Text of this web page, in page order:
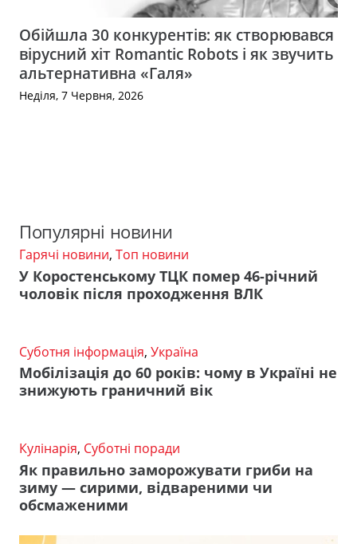
Обійшла 30 конкурентів: як створювався
вірусний хіт Romantic Robots і як звучить
альтернативна «Галя»
Неділя, 7 Червня, 2026
Популярні новини
Гарячі новини, Топ новини
У Коростенському ТЦК помер 46-річний
чоловік після проходження ВЛК
Суботня інформація, Україна
Мобілізація до 60 років: чому в Україні не
знижують граничний вік
Кулінарія, Суботні поради
Як правильно заморожувати гриби на
зиму — сирими, відвареними чи
обсмаженими